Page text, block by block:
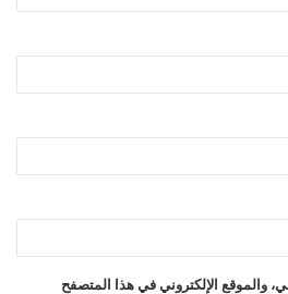
والموقع الإلكتروني في هذا المتصفح